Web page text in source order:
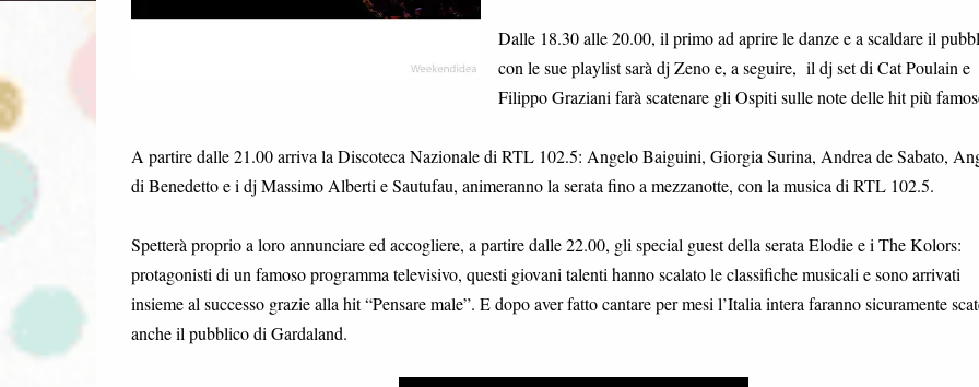
Dalle 18.30 alle 20.00, il primo ad aprire le danze e a scaldare il
con le sue playlist sarà dj Zeno e, a seguire, il dj set di Cat Poulain e
Filippo Graziani farà scatenare gli Ospiti sulle note delle hit più
A partire dalle 21.00 arriva la Discoteca Nazionale di RTL 102.5: Angelo Baiguini, Giorgia Surina, Andrea de Sabato,
di Benedetto e i dj Massimo Alberti e Sautufau, animeranno la serata fino a mezzanotte, con la musica di RTL 102.5.
Spetterà proprio a loro annunciare ed accogliere, a partire dalle 22.00, gli special guest della serata Elodie e i The Kolors:
protagonisti di un famoso programma televisivo, questi giovani talenti hanno scalato le classifiche musicali e sono arrivati
insieme al successo grazie alla hit “Pensare male”. E dopo aver fatto cantare per mesi l’Italia intera faranno sicuramente
anche il pubblico di Gardaland.